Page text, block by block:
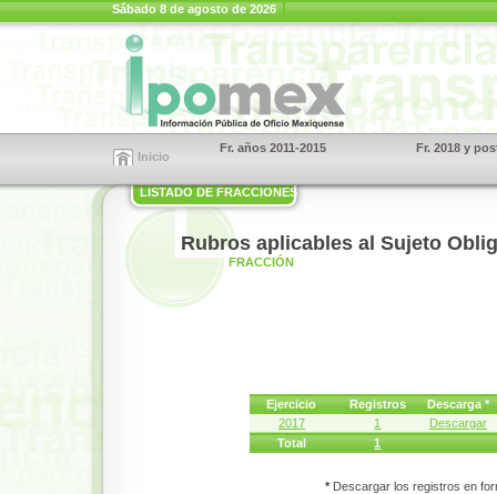
Sábado 8 de agosto de 2026
Inicio
Fr. años 2011-2015 Fr. 2018 y
LISTADO DE FRACCIONES
Rubros aplicables al Sujeto
FRACCIÓN
Ejercicio Registros
Descarga *
2017
1
Descargar
Total
1
* Descargar los registros en